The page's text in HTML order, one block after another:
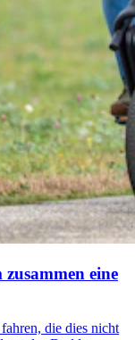
eine
die dies nicht